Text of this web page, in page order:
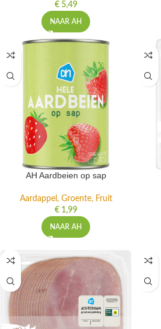
€5,49
NAAR AH
AH Aardbeien op sap
Aardappel, Groente, Fruit
€1,99
NAAR AH